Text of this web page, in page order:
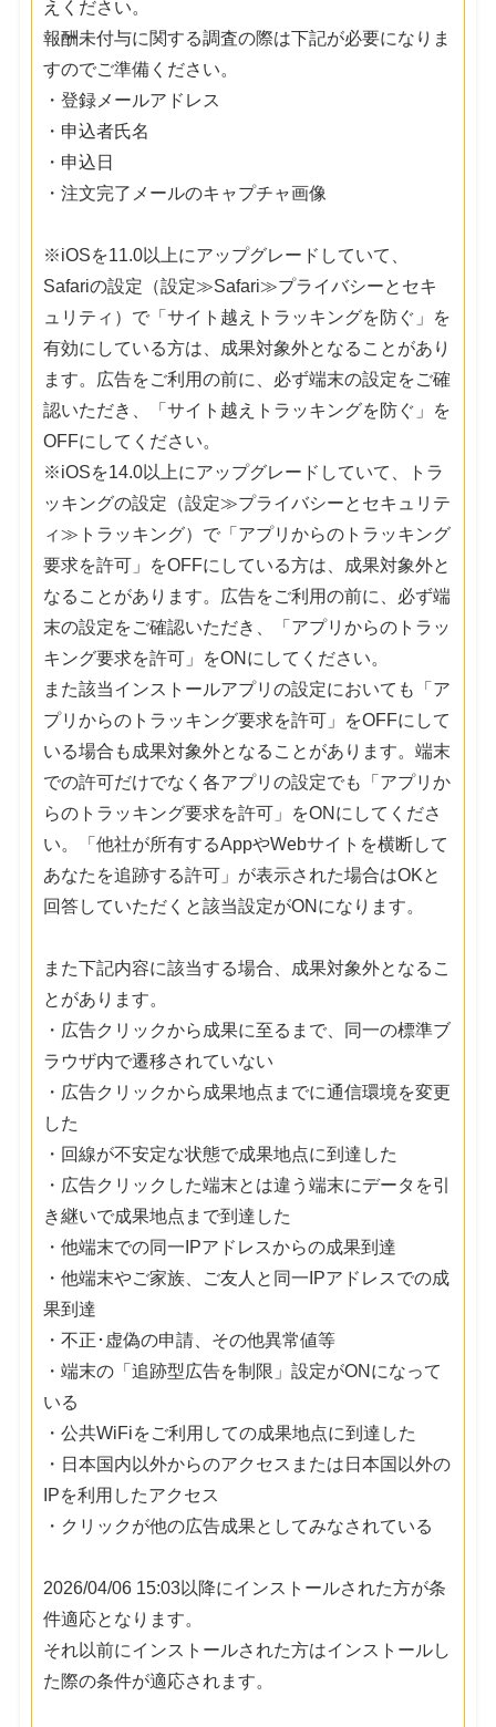
えください。
報酬未付与に関する調査の際は下記が必要になりま
すのでご準備ください。
・登録メールアドレス
・申込者氏名
・申込日
・注文完了メールのキャプチャ画像
※iOSを11.0以上にアップグレードしていて、
Safariの設定（設定≫Safari≫プライバシーとセキ
ュリティ）で「サイト越えトラッキングを防ぐ」を
有効にしている方は、成果対象外となることがあり
ます。広告をご利用の前に、必ず端末の設定をご確
認いただき、「サイト越えトラッキングを防ぐ」を
OFFにしてください。
※iOSを14.0以上にアップグレードしていて、トラ
ッキングの設定（設定≫プライバシーとセキュリテ
ィ≫トラッキング）で「アプリからのトラッキング
要求を許可」をOFFにしている方は、成果対象外と
なることがあります。広告をご利用の前に、必ず端
末の設定をご確認いただき、「アプリからのトラッ
キング要求を許可」をONにしてください。
また該当インストールアプリの設定においても「ア
プリからのトラッキング要求を許可」をOFFにして
いる場合も成果対象外となることがあります。端末
での許可だけでなく各アプリの設定でも「アプリか
らのトラッキング要求を許可」をONにしてくださ
い。「他社が所有するAppやWebサイトを横断して
あなたを追跡する許可」が表示された場合はOKと
回答していただくと該当設定がONになります。
また下記内容に該当する場合、成果対象外となるこ
とがあります。
・広告クリックから成果に至るまで、同一の標準ブ
ラウザ内で遷移されていない
・広告クリックから成果地点までに通信環境を変更
した
・回線が不安定な状態で成果地点に到達した
・広告クリックした端末とは違う端末にデータを引
き継いで成果地点まで到達した
・他端末での同一IPアドレスからの成果到達
・他端末やご家族、ご友人と同一IPアドレスでの成
果到達
・不正･虚偽の申請、その他異常値等
・端末の「追跡型広告を制限」設定がONになって
いる
・公共WiFiをご利用しての成果地点に到達した
・日本国内以外からのアクセスまたは日本国以外の
IPを利用したアクセス
・クリックが他の広告成果としてみなされている
2026/04/06 15:03以降にインストールされた方が条
件適応となります。
それ以前にインストールされた方はインストールし
た際の条件が適応されます。